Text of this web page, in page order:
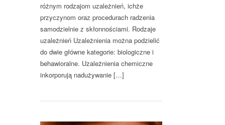
różnym rodzajom uzależnień, ichże
przyczynom oraz procedurach radzenia
samodzielnie z skłonnościami. Rodzaje
uzależnień Uzależnienia można podzielić
do dwie główne kategorie: biologiczne i
behawioralne. Uzależnienia chemiczne
inkorporują nadużywanie […]